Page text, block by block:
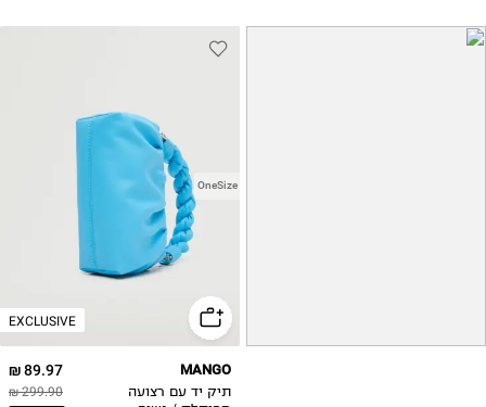
EXCLUSIVE
OneSize
89.97 ₪
299.90 ₪
MANGO
תיק יד עם רצועה